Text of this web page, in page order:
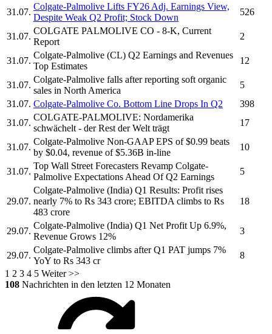
31.07.
Colgate-Palmolive Lifts FY26 Adj. Earnings View,
Despite Weak Q2 Profit; Stock Down
526
31.07.
COLGATE PALMOLIVE CO - 8-K, Current
Report
2
31.07.
Colgate-Palmolive (CL) Q2 Earnings and Revenues
Top Estimates
12
31.07.
Colgate-Palmolive falls after reporting soft organic
sales in North America
5
31.07. Colgate-Palmolive Co. Bottom Line Drops In Q2
398
31.07.
COLGATE-PALMOLIVE: Nordamerika
schwächelt - der Rest der Welt trägt
17
31.07.
Colgate-Palmolive Non-GAAP EPS of $0.99 beats
by $0.04, revenue of $5.36B in-line
10
31.07.
Top Wall Street Forecasters Revamp Colgate-
Palmolive Expectations Ahead Of Q2 Earnings
5
29.07.
Colgate-Palmolive (India) Q1 Results: Profit rises
nearly 7% to Rs 343 crore; EBITDA climbs to Rs
483 crore
18
29.07.
Colgate-Palmolive (India) Q1 Net Profit Up 6.9%,
Revenue Grows 12%
3
29.07.
Colgate-Palmolive climbs after Q1 PAT jumps 7%
YoY to Rs 343 cr
8
1 2 3 4 5 Weiter >>
108 Nachrichten in den letzten 12 Monaten